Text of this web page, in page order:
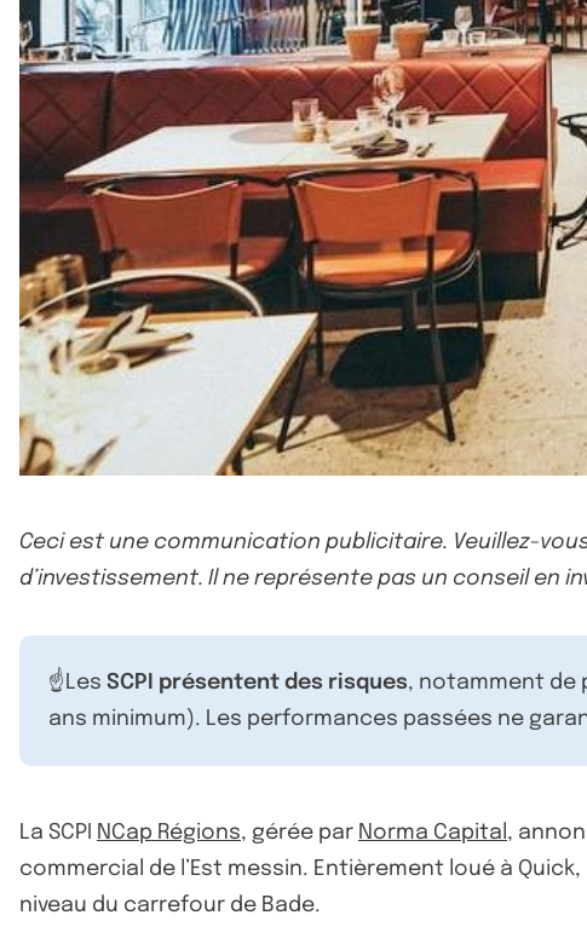
Ceci est une communication publicitaire. Veuillez-
d’investissement. Il ne représente pas un conseil
☝️Les SCPI présentent des risques, notamment de
ans minimum). Les performances passées ne
La SCPI NCap Régions, gérée par Norma Capital ,
commercial de l’Est messin. Entièrement loué à
niveau du carrefour de Bade.